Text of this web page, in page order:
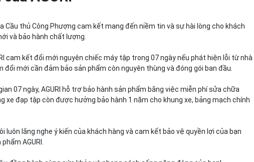
Cầu thủ Công Phượng cam kết mang đến niềm tin và sự hài lòng cho khách
và bảo hành chất lượng.
cam kết đổi mới nguyên chiếc máy tập trong 07 ngày nếu phát hiện lỗi từ nhà
đổi mới cần đảm bảo sản phẩm còn nguyên thùng và đóng gói ban đầu.
07 ngày, AGURI hỗ trợ bảo hành sản phẩm bằng việc miễn phí sửa chữa
xe đạp tập còn được hưởng bảo hành 1 năm cho khung xe, bảng mạch chính
luôn lắng nghe ý kiến của khách hàng và cam kết bảo vệ quyền lợi của bạn
AGURI.